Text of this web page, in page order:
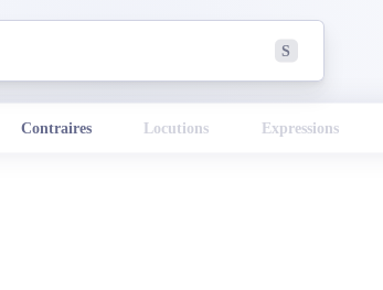
S
Contraires Locutions Expressions